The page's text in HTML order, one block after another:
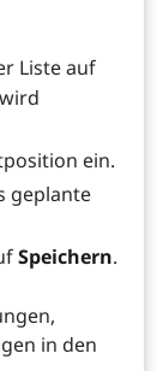
Liste auf
ein.
geplante
Speichern.
in den